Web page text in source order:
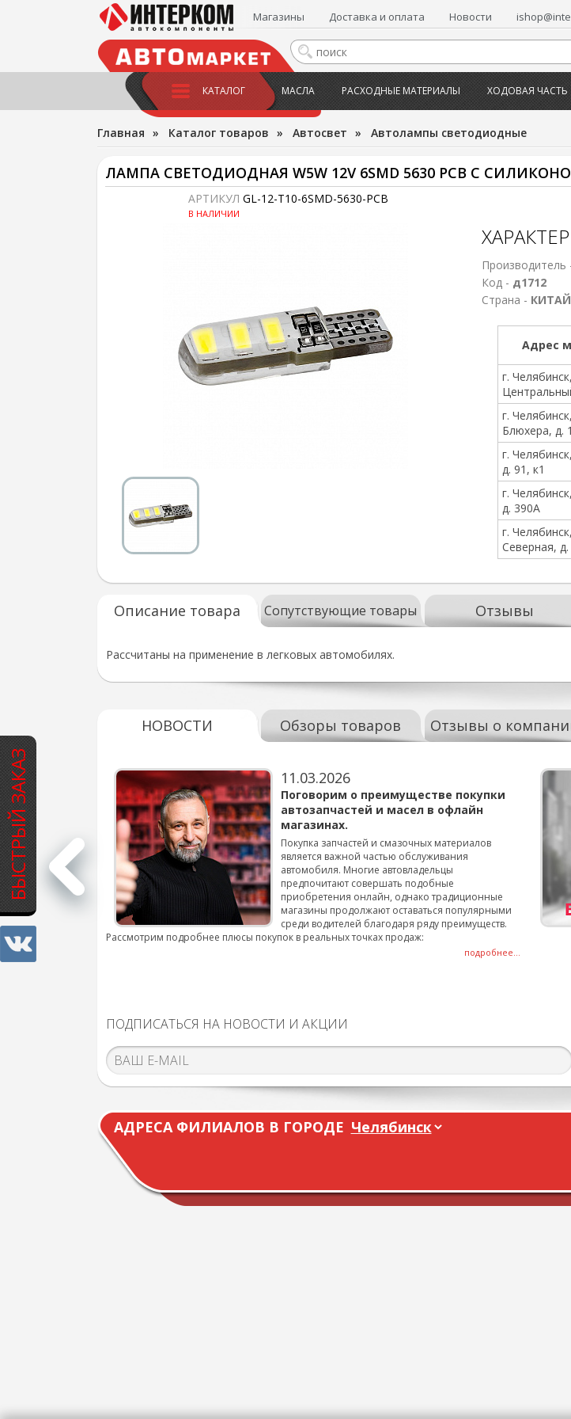
БЫСТРЫЙ ЗАКАЗ
Магазины Доставка и оплата Новости
КАТАЛОГ МАСЛА РАСХОДНЫЕ МАТЕРИАЛЫ ХОДОВАЯ ЧАСТЬ
Главная » Каталог товаров » Автосвет » Автолампы светодиодные
ЛАМПА СВЕТОДИОДНАЯ W5W 12V 6SMD 5630 РСВ С
АРТИКУЛ GL-12-T10-6SMD-5630-PCB
В НАЛИЧИИ
Производитель
Код - д1712
Страна - КИТАЙ
Адрес
г. Челябинск,
г.
Блюхера, д.
г.
д. 91, к1
г.
д. 390А
г.
Северная,
Описание товара Сопутствующие товары Отзывы
Рассчитаны на применение в легковых автомобилях.
НОВОСТИ Обзоры товаров Отзывы о
для
смены шин на
подробнее...
11.03.2026
Поговорим о преимуществе покупки
автозапчастей и масел в офлайн
магазинах.
Покупка запчастей и смазочных материалов
является важной частью обслуживания
автомобиля. Многие автовладельцы
предпочитают совершать подобные
приобретения онлайн, однако традиционные
магазины продолжают оставаться популярными
среди водителей благодаря ряду преимуществ.
Рассмотрим подробнее плюсы покупок в реальных точках продаж:
подробнее...
ПОДПИСАТЬСЯ НА НОВОСТИ И АКЦИИ
АДРЕСА ФИЛИАЛОВ В ГОРОДЕ